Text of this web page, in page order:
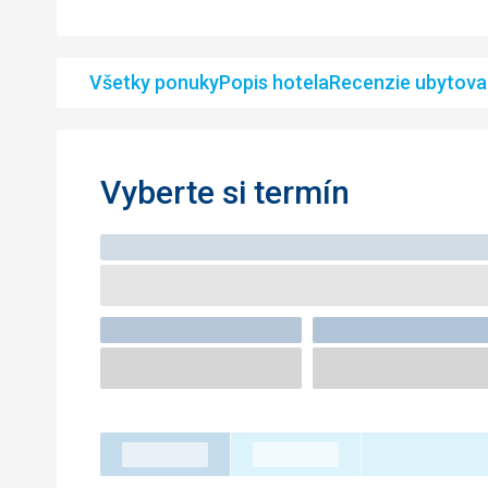
Všetky ponukyPopis hotelaRecenzie
Vyberte si termín